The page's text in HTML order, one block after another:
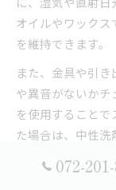
オイルやワック
を維持できます。
また、金具や引
や異音がないかチ
を使用すること
た場合は、中性
です。強いアル
ため注意しましょ
072-